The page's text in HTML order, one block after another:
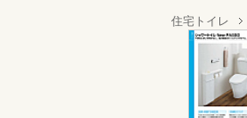
住宅トイレ